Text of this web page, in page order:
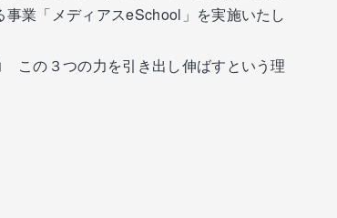
業「メディアスeSchool」を実施いたし
この３つの力を引き出し伸ばすという理